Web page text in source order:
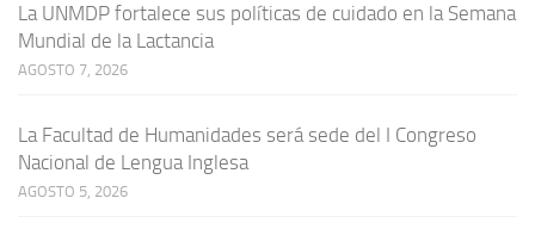
La UNMDP fortalece sus políticas de cuidado en la Semana
Mundial de la Lactancia
AGOSTO 7, 2026
La Facultad de Humanidades será sede del I Congreso
Nacional de Lengua Inglesa
AGOSTO 5, 2026